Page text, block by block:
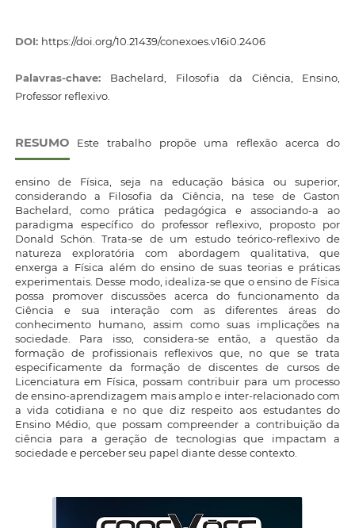
DOI: https://doi.org/10.21439/conexoes.v16i0.2406
Palavras-chave: Bachelard, Filosofia da Ciência, Ensino,
Professor reflexivo.
RESUMO Este trabalho propõe uma reflexão acerca do
ensino de Física, seja na educação básica ou superior,
considerando a Filosofia da Ciência, na tese de Gaston
Bachelard, como prática pedagógica e associando-a ao
paradigma específico do professor reflexivo, proposto por
Donald Schön. Trata-se de um estudo teórico-reflexivo de
natureza exploratória com abordagem qualitativa, que
enxerga a Física além do ensino de suas teorias e práticas
experimentais. Desse modo, idealiza-se que o ensino de Física
possa promover discussões acerca do funcionamento da
Ciência e sua interação com as diferentes áreas do
conhecimento humano, assim como suas implicações na
sociedade. Para isso, considera-se então, a questão da
formação de profissionais reflexivos que, no que se trata
especificamente da formação de discentes de cursos de
Licenciatura em Física, possam contribuir para um processo
de ensino-aprendizagem mais amplo e inter-relacionado com
a vida cotidiana e no que diz respeito aos estudantes do
Ensino Médio, que possam compreender a contribuição da
ciência para a geração de tecnologias que impactam a
sociedade e perceber seu papel diante desse contexto.